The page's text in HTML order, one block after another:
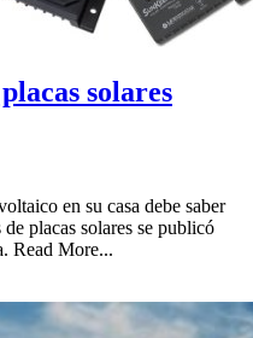
solares
en su casa debe saber
placas solares se publicó
Read More...